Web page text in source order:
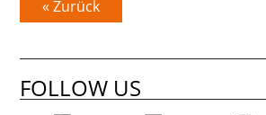
« Zurück
FOLLOW US